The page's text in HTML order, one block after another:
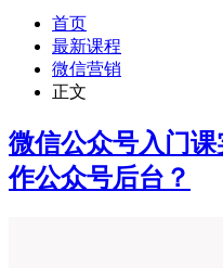
首页
最新课程
微信营销
正文
微信公众号入门
作公众号后台？